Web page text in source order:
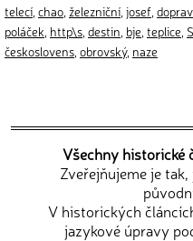
telecí chao železniční josef
poláček http\s destin bje teplice
českoslovens obrovský, naze
Všechny historické
Zveřejňujeme je
V historických
jazykové úpravy